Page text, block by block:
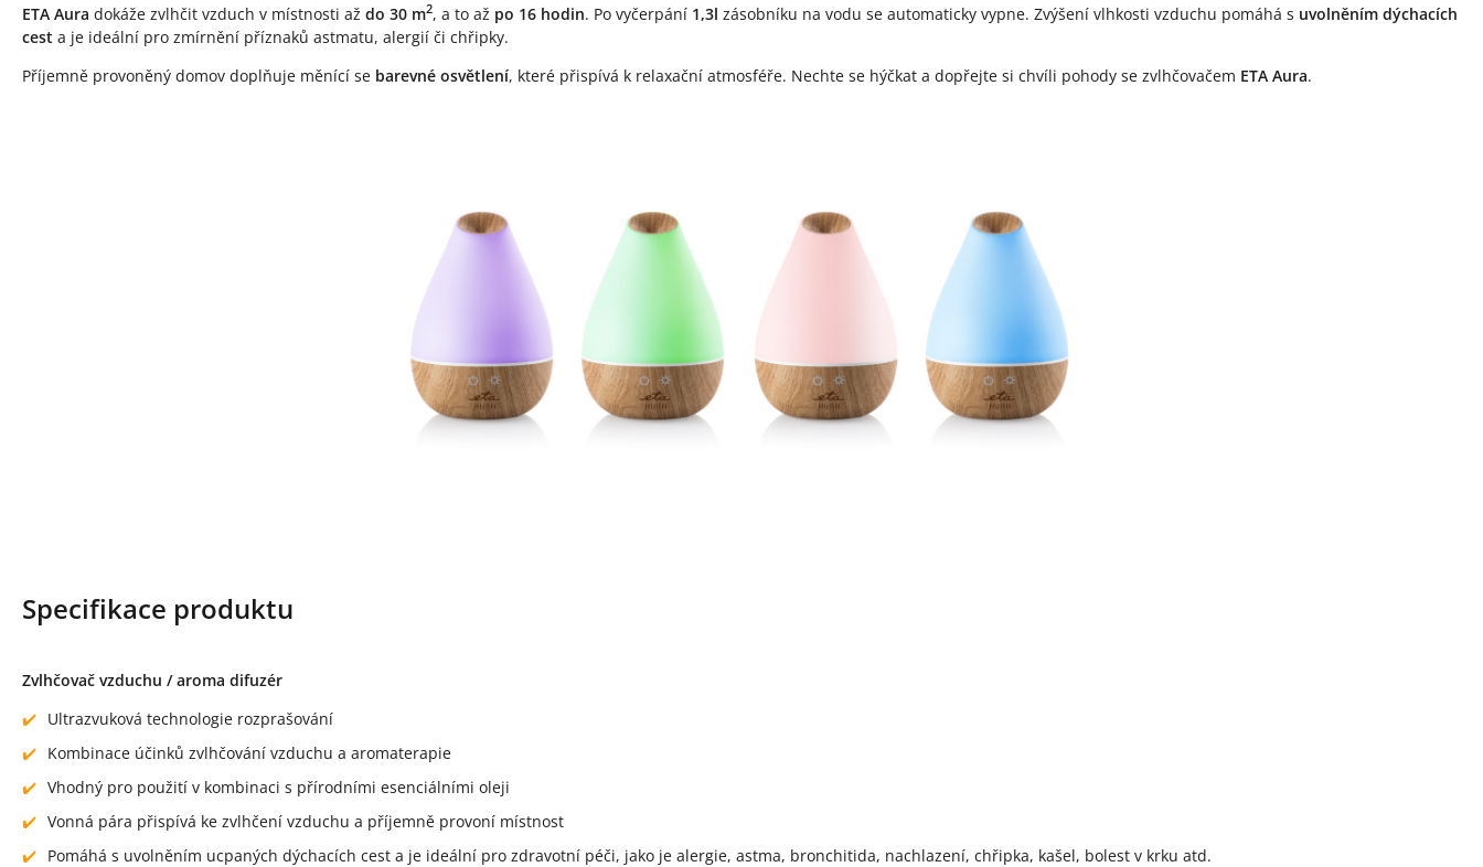
ETA Aura dokáže zvlhčit vzduch v místnosti až do 30 m2, a to až po 16 hodin. Po vyčerpání 1,3l zásobníku na vodu se automaticky vypne. Zvýšení vlhkosti vzduchu pomáhá s uvolněním dýchacích
cest a je ideální pro zmírnění příznaků astmatu, alergií či chřipky.
Příjemně provoněný domov doplňuje měnící se barevné osvětlení, které přispívá k relaxační atmosféře. Nechte se hýčkat a dopřejte si chvíli pohody se zvlhčovačem ETA Aura.
Specifikace produktu
Zvlhčovač vzduchu / aroma difuzér
Ultrazvuková technologie rozprašování
Kombinace účinků zvlhčování vzduchu a aromaterapie
Vhodný pro použití v kombinaci s přírodními esenciálními oleji
Vonná pára přispívá ke zvlhčení vzduchu a příjemně provoní místnost
Pomáhá s uvolněním ucpaných dýchacích cest a je ideální pro zdravotní péči, jako je alergie, astma, bronchitida, nachlazení, chřipka, kašel, bolest v krku atd.